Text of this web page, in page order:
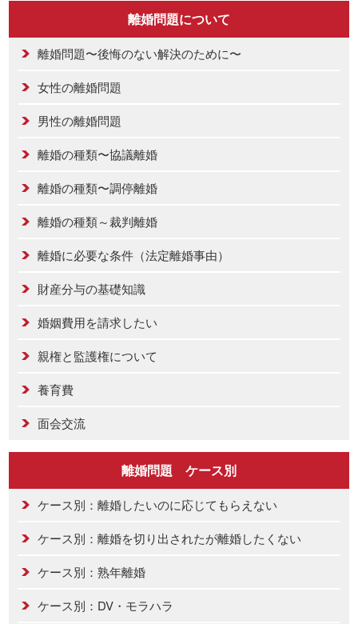
離婚問題について
離婚問題〜後悔のない解決のために〜
女性の離婚問題
男性の離婚問題
離婚の種類〜協議離婚
離婚の種類〜調停離婚
離婚の種類～裁判離婚
離婚に必要な条件（法定離婚事由）
財産分与の基礎知識
婚姻費用を請求したい
親権と監護権について
養育費
面会交流
離婚問題 ケース別
ケース別：離婚したいのに応じてもらえない
ケース別：離婚を切り出されたが離婚したくない
ケース別：熟年離婚
ケース別：DV・モラハラ